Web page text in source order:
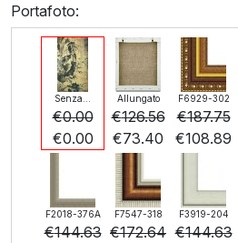
Portafoto:
Senza...
€0.00
€0.00
Allungato
€126.56
€73.40
F6929-302
€187.75
€108.89
F2018-376A
€144.63
F7547-318
€172.64
F3919-204
€144.63